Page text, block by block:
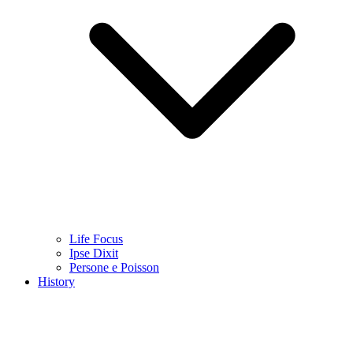
Life Focus
Ipse Dixit
Persone e Poisson
History